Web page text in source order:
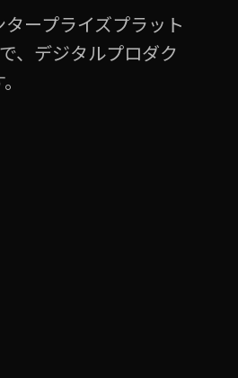
ープライズプラット
、デジタルプロダク